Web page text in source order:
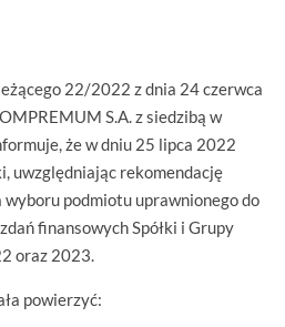
22/2022 z dnia 24 czerwca
S.A. z siedzibą w
że w dniu 25 lipca 2022
uwzględniając rekomendację
podmiotu uprawnionego do
finansowych Spółki i Grupy
oraz 2023.
powierzyć: